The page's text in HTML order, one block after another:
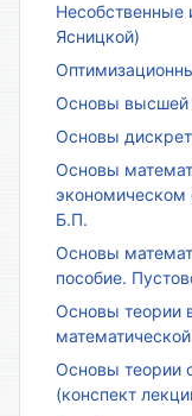
Несобственные
Ясницкой)
Основы высшей
Основы
Основы
экономическом
Б.П.
Основы
пособие.
Основы теории
Основы теории
(конспект